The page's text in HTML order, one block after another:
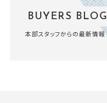
BUYERS BLOG
本部スタッフからの最新情報